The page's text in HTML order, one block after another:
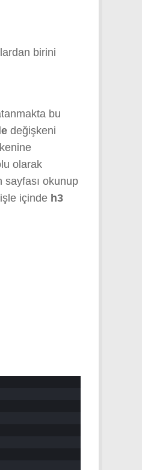
birini
bu
değişkeni
olarak
sayfası okunup
içinde h3